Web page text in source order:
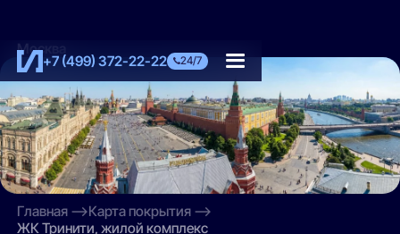
+7 (499) 372-22-22 24/7
Москва
Главная
Карта покрытия
ЖК Тринити, жилой комплекс